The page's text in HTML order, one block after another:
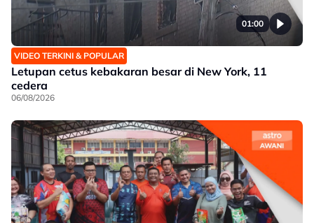
01:00
VIDEO TERKINI & POPULAR
Letupan cetus kebakaran besar di New York, 11
cedera
06/08/2026